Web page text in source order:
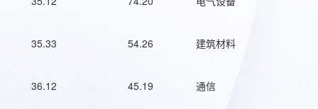
35.33 54.26 建筑材料
36.12 45.19 通信